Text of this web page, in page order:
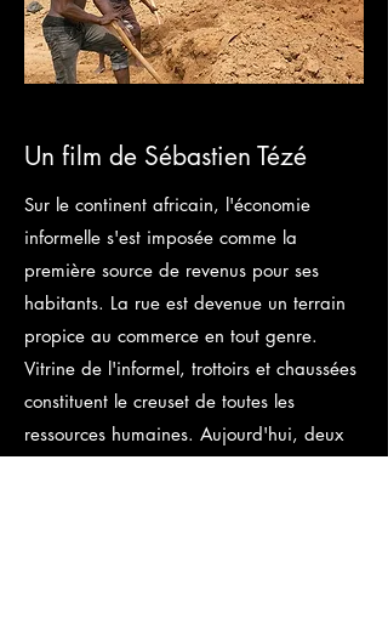
Un film de Sébastien Tézé
Sur le continent africain, l'économie
informelle s'est imposée comme la
première source de revenus pour ses
habitants. La rue est devenue un terrain
propice au commerce en tout genre.
Vitrine de l'informel, trottoirs et chaussées
constituent le creuset de toutes les
ressources humaines. Aujourd'hui, deux